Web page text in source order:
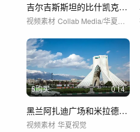
吉尔吉斯斯坦的比什凯克市政厅和玛纳斯雕像
视频素材
5购买 0'14
黑兰阿扎迪广场和米拉德大厦
视频素材 华夏视觉